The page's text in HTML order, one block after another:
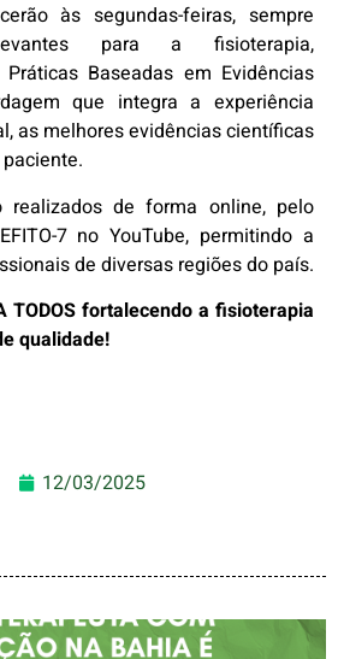
às segundas-feiras, sempre
para a fisioterapia,
Baseadas em Evidências
que integra a experiência
as melhores evidências científicas
realizados de forma online, pelo
7 no YouTube, permitindo a
de diversas regiões do país.
TODOS fortalecendo a fisioterapia
qualidade!
12/03/2025